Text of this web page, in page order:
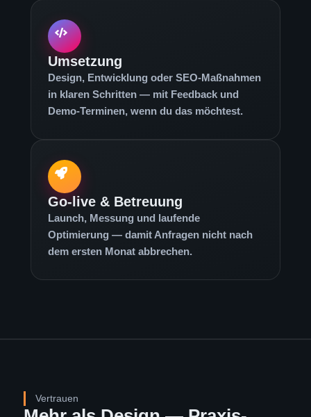
Umsetzung
Design, Entwicklung oder SEO-Maßnahmen
in klaren Schritten — mit Feedback und
Demo-Terminen, wenn du das möchtest.
Go-live & Betreuung
Launch, Messung und laufende
Optimierung — damit Anfragen nicht nach
dem ersten Monat abbrechen.
Vertrauen